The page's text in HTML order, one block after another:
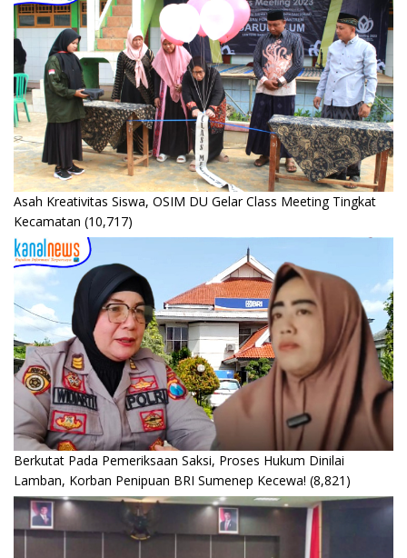
Asah Kreativitas Siswa, OSIM DU Gelar Class Meeting Tingkat
Kecamatan (10,717)
Berkutat Pada Pemeriksaan Saksi, Proses Hukum Dinilai
Lamban, Korban Penipuan BRI Sumenep Kecewa! (8,821)